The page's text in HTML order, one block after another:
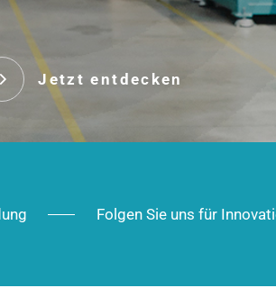
Jetzt entdecken
Jetzt
Folgen Sie uns für